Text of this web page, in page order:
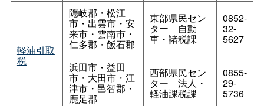
軽油引取
税
隠岐郡・松江
市・出雲市・安
来市・雲南市・
仁多郡・飯石郡
東部県民セン
ター 自動
車・諸税課
0852-
32-
5627
浜田市・益田
市・大田市・江
津市・邑智郡・
鹿足郡
西部県民セン
ター 法人・
軽油課税課
0855-
29-
5736